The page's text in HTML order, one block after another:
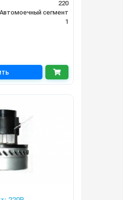
220
Автомоечный сегмент
1